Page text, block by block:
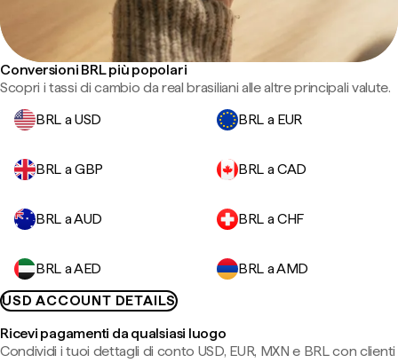
Conversioni BRL più popolari
Scopri i tassi di cambio da real brasiliani alle altre principali valute.
BRL a USD
BRL a EUR
BRL a GBP BRL a CAD
BRL a AUD BRL a CHF
BRL a AED
BRL a AMD
USD ACCOUNT DETAILS
Ricevi pagamenti da qualsiasi luogo
Condividi i tuoi dettagli di conto USD, EUR, MXN e BRL con clienti